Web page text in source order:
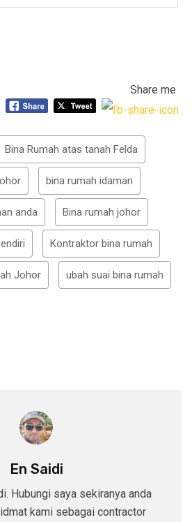
Share me
Bina Rumah atas tanah Felda
bina rumah idaman
anda Bina rumah johor
Kontraktor bina rumah
Johor ubah suai bina rumah
En Saidi
Hubungi saya sekiranya anda
kami sebagai contractor